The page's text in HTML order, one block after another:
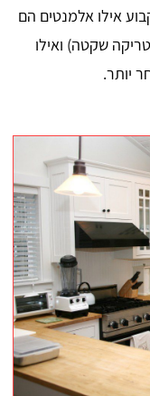
אילו אלמנטים הם
שקטה) ואילו
יותר.